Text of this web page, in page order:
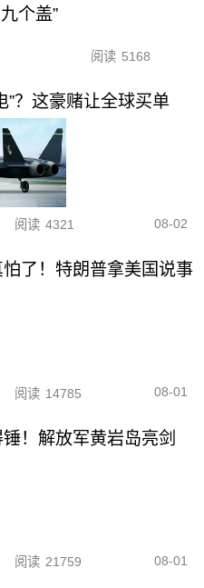
个盖”
阅读 5168
”？这豪赌让全球买单
阅读 4321 08-02
了！特朗普拿美国说事
阅读 14785 08-01
！解放军黄岩岛亮剑
阅读 21759 08-01